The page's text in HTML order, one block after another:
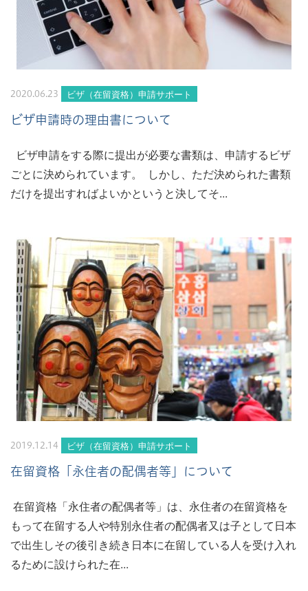
2020.06.23 ビザ（在留資格）申請サポート
ビザ申請時の理由書について
ビザ申請をする際に提出が必要な書類は、申請するビザ
ごとに決められています。 しかし、ただ決められた書類
だけを提出すればよいかというと決してそ...
2019.12.14 ビザ（在留資格）申請サポート
在留資格「永住者の配偶者等」について
在留資格「永住者の配偶者等」は、永住者の在留資格を
もって在留する人や特別永住者の配偶者又は子として日本
で出生しその後引き続き日本に在留している人を受け入れ
るために設けられた在...